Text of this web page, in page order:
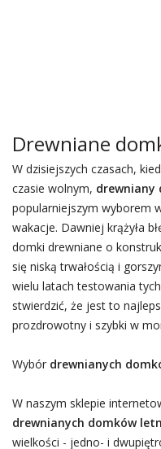
Drewniane
W dzisiejszych czasach,
czasie wolnym, drewniany
popularniejszym wyborem
wakacje. Dawniej krążyła
domki drewniane o
się niską trwałością i
wielu latach testowania
stwierdzić, że jest to
prozdrowotny i szybki w
Wybór drewnianych
W naszym sklepie
drewnianych domków
wielkości - jedno- i